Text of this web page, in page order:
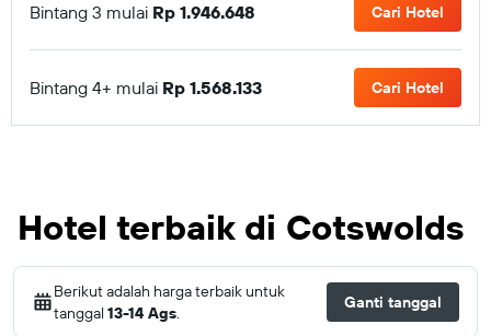
Bintang 3 mulai Rp 1.946.648 Cari Hotel
Bintang 4+ mulai Rp 1.568.133 Cari Hotel
Hotel terbaik di Cotswolds
Berikut adalah harga terbaik untuk
tanggal 13-14 Ags.
Ganti tanggal